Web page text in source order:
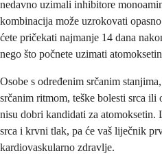
nedavno uzimali inhibitore
kombinacija može uzrokovati
ćete pričekati najmanje 14 dana
nego što počnete uzimati
Osobe s određenim srčanim
srčanim ritmom, teške bolesti srca
nisu dobri kandidati za atomoksetin.
srca i krvni tlak, pa će vaš liječnik
kardiovaskularno zdravlje.